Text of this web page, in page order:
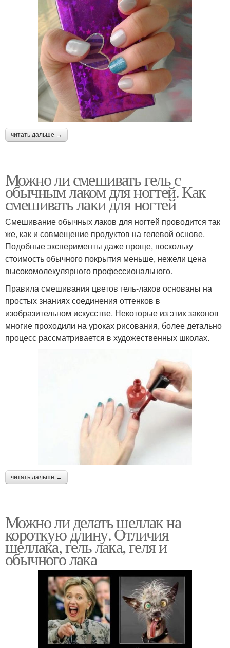
читать дальше →
Можно ли смешивать гель с
обычным лаком для ногтей. Как
смешивать лаки для ногтей
Смешивание обычных лаков для ногтей проводится так
же, как и совмещение продуктов на гелевой основе.
Подобные эксперименты даже проще, поскольку
стоимость обычного покрытия меньше, нежели цена
высокомолекулярного профессионального.
Правила смешивания цветов гель-лаков основаны на
простых знаниях соединения оттенков в
изобразительном искусстве. Некоторые из этих законов
многие проходили на уроках рисования, более детально
процесс рассматривается в художественных школах.
читать дальше →
Можно ли делать шеллак на
короткую длину. Отличия
шеллака, гель лака, геля и
обычного лака